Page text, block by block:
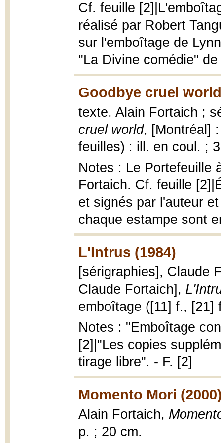
Cf. feuille
réalisé par Robert
sur l'emboîtage de
"La Divine comédie"
Goodbye cruel
texte, Alain Fortaich ;
cruel world, [Montréal]
feuilles) : ill. en coul. ;
Notes : Le Portefeuille
Fortaich. Cf. feuille
et signés par l'auteur
chaque estampe sont
L'Intrus (1984)
[sérigraphies], Claude
Claude Fortaich],
emboîtage ([11] f., [21]
Notes : "Emboîtage
[2]|"Les copies
tirage libre". - F. [2]
Momento Mori
Alain Fortaich,
p. ; 20 cm.